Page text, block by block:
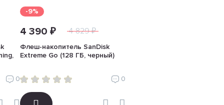
0
-9%
4 390 ₽ 4 829 ₽
Флеш-накопитель SanDisk
Extreme Go (128 ГБ, черный)
0